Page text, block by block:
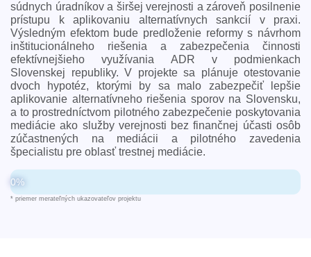
súdnych úradníkov a širšej verejnosti a zároveň posilnenie
prístupu k aplikovaniu alternatívnych sankcií v praxi.
Výsledným efektom bude predloženie reformy s návrhom
inštitucionálneho riešenia a zabezpečenia činnosti
efektívnejšieho využívania ADR v podmienkach
Slovenskej republiky. V projekte sa plánuje otestovanie
dvoch hypotéz, ktorými by sa malo zabezpečiť lepšie
aplikovanie alternatívneho riešenia sporov na Slovensku,
a to prostredníctvom pilotného zabezpečenie poskytovania
mediácie ako služby verejnosti bez finančnej účasti osôb
zúčastnených na mediácii a pilotného zavedenia
špecialistu pre oblasť trestnej mediácie.
0%
* priemer merateľných ukazovateľov projektu